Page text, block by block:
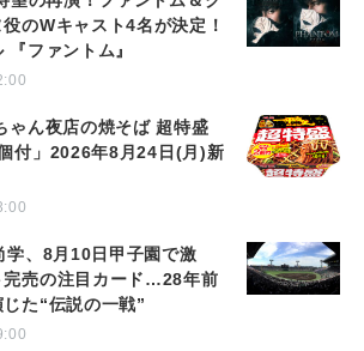
のWキャスト4名が決定！
『ファントム』
ゃん夜店の焼そば 超特盛
付」2026年8月24日(月)新
学、8月10日甲子園で激
売の注目カード…28年前
た“伝説の一戦”